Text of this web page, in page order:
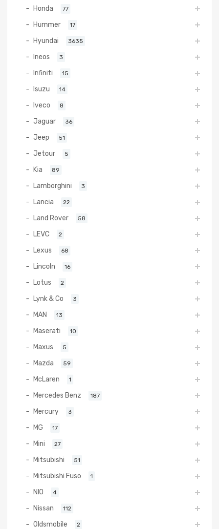
Honda 77
Hummer 17
Hyundai 3635
Ineos 3
Infiniti 15
Isuzu 14
Iveco 8
Jaguar 36
Jeep 51
Jetour 5
Kia 89
Lamborghini 3
Lancia 22
Land Rover 58
LEVC 2
Lexus 68
Lincoln 16
Lotus 2
Lynk & Co 3
MAN 13
Maserati 10
Maxus 5
Mazda 59
McLaren 1
Mercedes Benz 187
Mercury 3
MG 17
Mini 27
Mitsubishi 51
Mitsubishi Fuso 1
NIO 4
Nissan 112
Oldsmobile 2